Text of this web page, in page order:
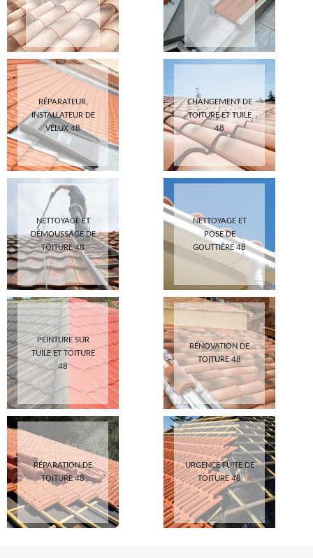
RÉPARATEUR,
INSTALLATEUR DE
VELUX 48
CHANGEMENT DE
TOITURE ET TUILE
48
NETTOYAGE ET
DÉMOUSSAGE DE
TOITURE 48
NETTOYAGE ET
POSE DE
GOUTTIÈRE 48
PEINTURE SUR
TUILE ET TOITURE
48
RÉNOVATION DE
TOITURE 48
RÉPARATION DE
TOITURE 48
URGENCE FUITE DE
TOITURE 48